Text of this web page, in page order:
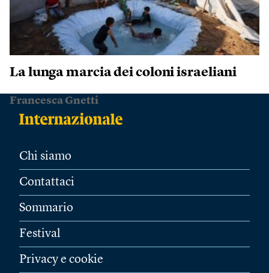
La lunga marcia dei coloni israeliani
Francesca Gnetti
Chi siamo
Contattaci
Sommario
Festival
Privacy e cookie